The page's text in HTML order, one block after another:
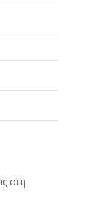
στη